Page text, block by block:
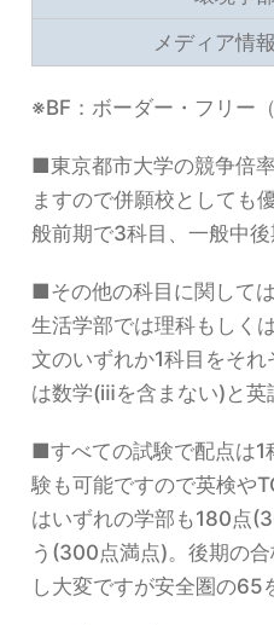
メディア情
※BF：ボーダー・フリー
■東京都市大学の競争倍
ますので併願校としても
般前期で3科目、一般中
■その他の科目に関して
生活学部では理科もしく
文のいずれか1科目をそ
は数学(ⅲを含まない)と英
■すべての試験で配点は1
験も可能ですので英検や
はいずれの学部も180点
う(300点満点)。後期の
し大変ですが安全圏の65